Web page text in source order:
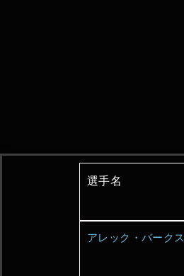
選手名
アレック・バークス